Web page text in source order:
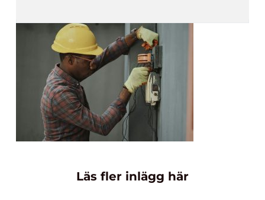
Läs fler inlägg här